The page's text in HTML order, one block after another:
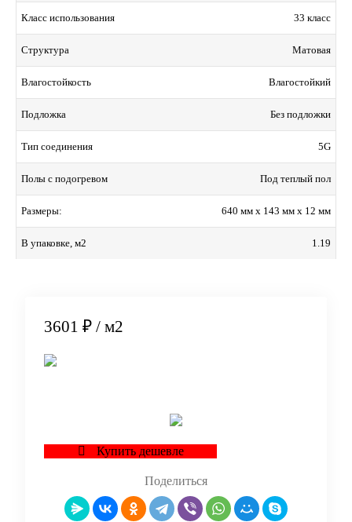
Класс использования 33 класс
Структура Матовая
Влагостойкость Влагостойкий
Подложка Без подложки
Тип соединения 5G
Полы с подогревом Под теплый пол
Размеры: 640 мм x 143 мм x 12 мм
В упаковке, м2 1.19
3601 ₽ / м2
Купить дешевле
Поделиться